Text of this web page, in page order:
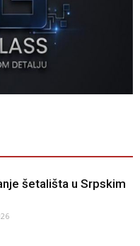
šetališta u Srpskim